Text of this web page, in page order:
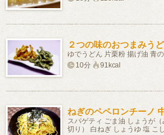
２つの味のおつまみう
ゆでうどん 片栗粉 揚げ油 青
10分
91kcal
ねぎのペペロンチーノ
スパゲティ ごま油 しょうが
切り） 白ねぎ しょうゆ 塩 こ